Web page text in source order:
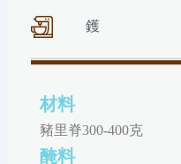
鑊
材料
豬里脊300-400克
醃料